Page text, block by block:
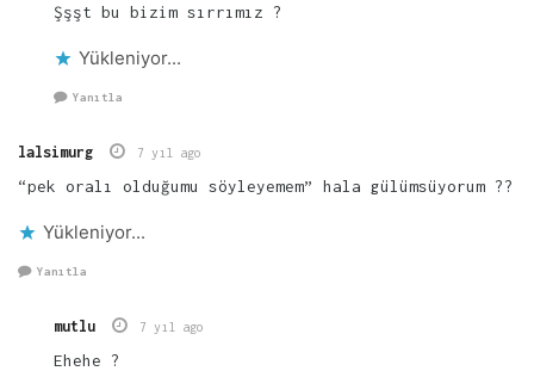
Şşşt bu bizim sırrımız ?
Yükleniyor...
Yanıtla
lalsimurg 7 yıl ago
“pek oralı olduğumu söyleyemem” hala gülümsüyorum ??
Yükleniyor...
Yanıtla
mutlu 7 yıl ago
Ehehe ?